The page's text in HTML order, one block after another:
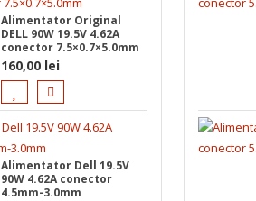
175,00 lei.
Alimentator Original
DELL 90W 19.5V 4.62A
conector 7.5×0.7×5.0mm
160,00 lei
Alimentator Dell 19.5V
90W 4.62A conector
4.5mm-3.0mm